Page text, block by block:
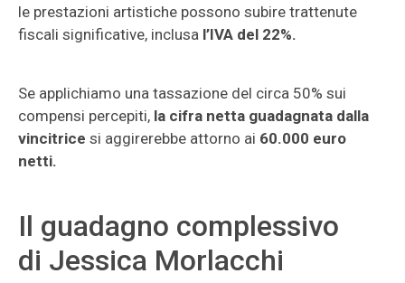
le prestazioni artistiche possono subire trattenute
fiscali significative, inclusa l’IVA del 22%.
Se applichiamo una tassazione del circa 50% sui
compensi percepiti, la cifra netta guadagnata dalla
vincitrice si aggirerebbe attorno ai 60.000 euro
netti.
Il guadagno complessivo
di Jessica Morlacchi